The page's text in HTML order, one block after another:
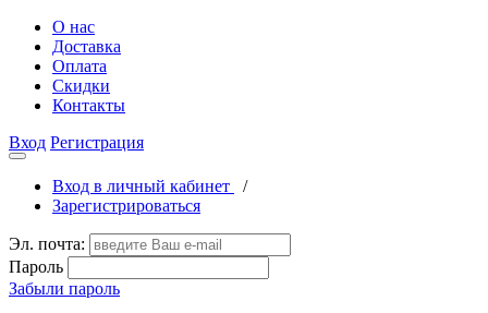
О нас
Доставка
Оплата
Скидки
Контакты
Вход Регистрация
Вход в личный кабинет
/
Зарегистрироваться
Эл. почта:
Пароль
Забыли пароль